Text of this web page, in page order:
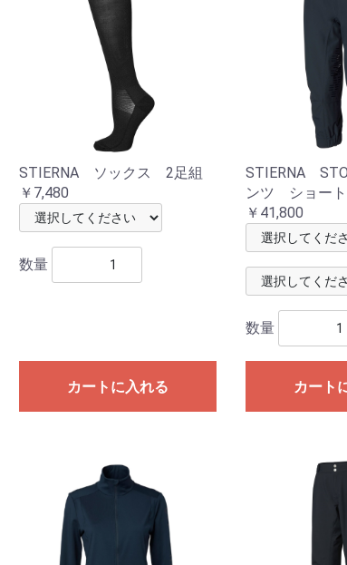
大勒・ペラム・ハックモア
厩舎用品
グルーミング・おやつ
ホースケア オイル
馬具ケア オイル
厚馬着
薄馬着
エクササイズシート
ポニー用馬着
STIERNA ソックス 2足組
￥7,480
数量
カートに入れる
STIERNA
ンツ ショート
￥41,800
数量
カート